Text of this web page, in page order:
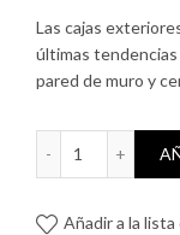
Las cajas
últimas tendencias
pared de muro y
Cubierta
Añadir a la